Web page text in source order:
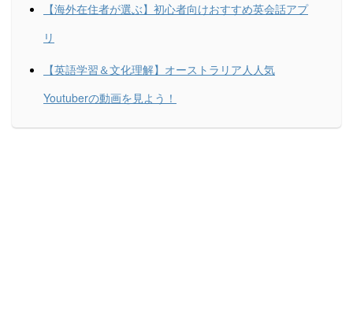
【海外在住者が選ぶ】初心者向けおすすめ英会話アプ
リ
【英語学習＆文化理解】オーストラリア人人気
Youtuberの動画を見よう！